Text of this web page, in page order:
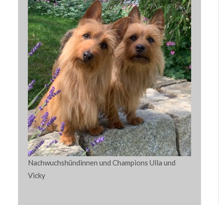
Nachwuchshündinnen und Champions Ulla und
Vicky